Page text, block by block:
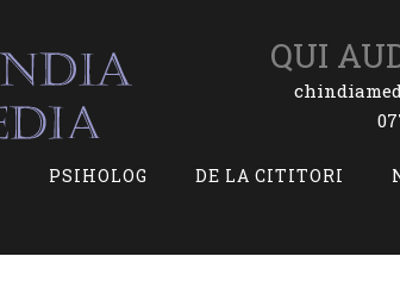
QUI
PSIHOLOG DE LA CITITORI